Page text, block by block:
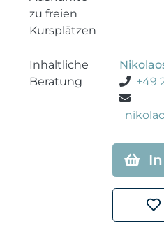
zu freien
Kursplätzen
Inhaltliche
Beratung
+49